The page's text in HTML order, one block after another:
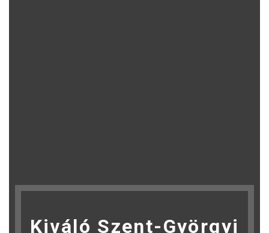
Kiváló Szent-Györgyi